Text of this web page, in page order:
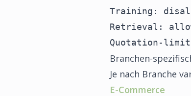
Training:
Retrieval:
Quotation-
Branchen-
Je nach Branche
E-Commerce